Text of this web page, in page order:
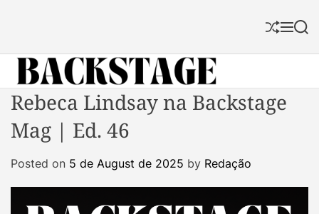
S
f
l
e
M S
c
B
a
c
s
t
Rebeca Lindsay na Backstage
Mag | Ed. 46
Posted on 5 de August de 2025 by Redação